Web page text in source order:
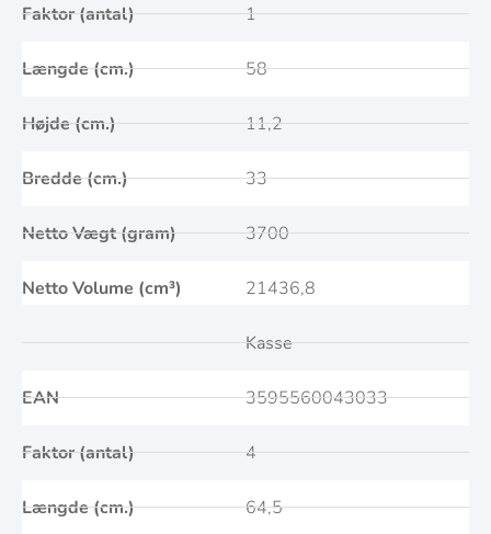
Faktor (antal)
Længde (cm.)
Højde (cm.)
Bredde (cm.)
Netto Vægt (gram)
Netto Volume (cm³)
1
58
11,2
33
3700
21436,8
EAN
Faktor (antal)
Længde (cm.)
Kasse
3595560043033
4
64,5